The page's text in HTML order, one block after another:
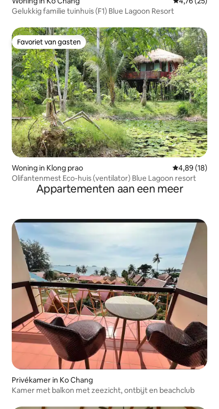
Gelukkig familie tuinhuis (F1) Blue Lagoon Resort
Favoriet van gasten
Favoriet van gasten
Woning in Klong prao Gemiddelde
4,89 (18)
Olifantenmest Eco-huis (ventilator) Blue Lagoon resort
Appartementen aan een meer
Privékamer in Ko Chang
Kamer met balkon met zeezicht, ontbijt en beachclub